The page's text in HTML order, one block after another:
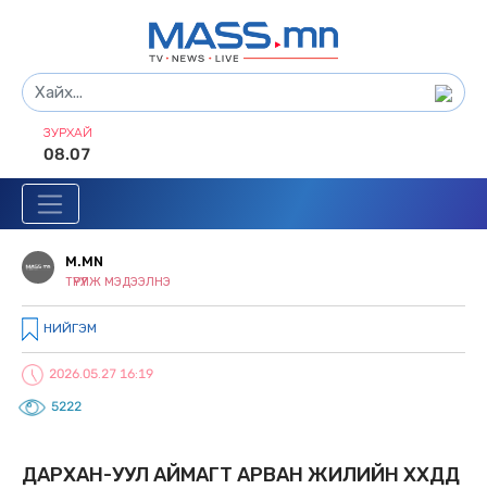
ЗУРХАЙ
08.07
M.MN
ТҮРҮҮЛЖ МЭДЭЭЛНЭ
НИЙГЭМ
2026.05.27 16:19
5222
ДАРХАН-УУЛ АЙМАГТ АРВАН ЖИЛИЙН ХҮҮХДҮҮД